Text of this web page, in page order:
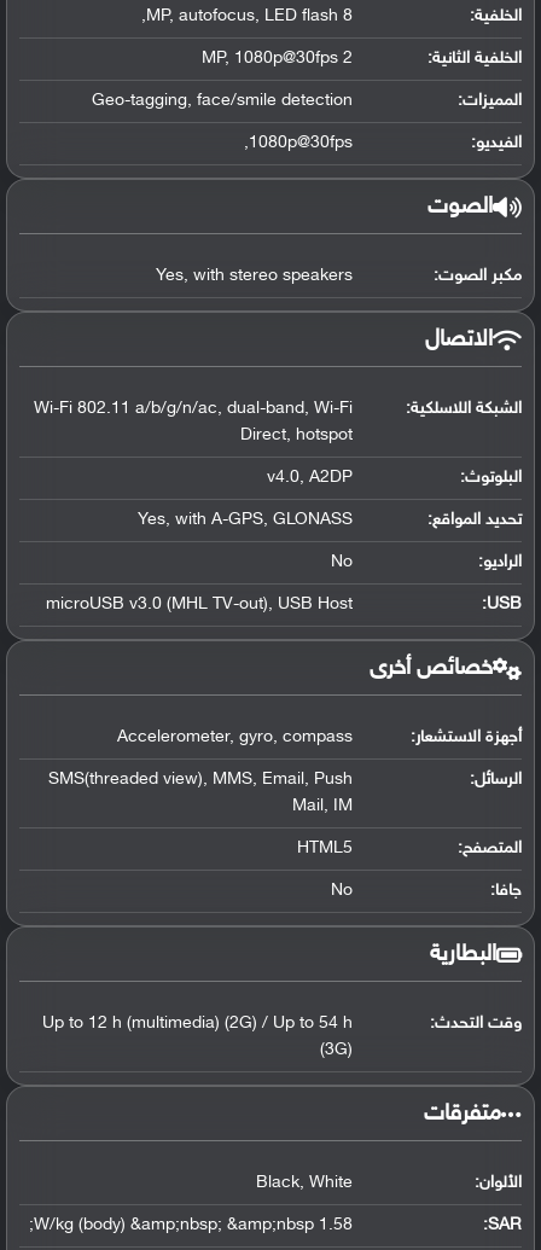
الخلفية: 8 MP, autofocus, LED flash,
الخلفية الثانية: 2 MP, 1080p@30fps
المميزات: Geo-tagging, face/smile detection
الفيديو: 1080p@30fps,
الصوت
مكبر الصوت: Yes, with stereo speakers
الاتصال
الشبكة اللاسلكية:
Wi-Fi 802.11 a/b/g/n/ac, dual-band, Wi-Fi
Direct, hotspot
البلوتوث:
v4.0, A2DP
تحديد المواقع:
Yes, with A-GPS, GLONASS
الراديو: No
USB
:
microUSB v3.0 (MHL TV-out), USB Host
خصائص أخرى
أجهزة الاستشعار: Accelerometer, gyro, compass
الرسائل:
SMS(threaded view), MMS, Email, Push
Mail, IM
المتصفح: HTML5
جافا: No
البطارية
وقت التحدث:
Up to 12 h (multimedia) (2G) / Up to 54 h
(3G)
‏متفرقات‏
الألوان: Black, White
SAR
:
1.58 W/kg (body) &amp;nbsp; &amp;nbsp;